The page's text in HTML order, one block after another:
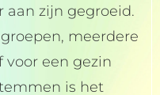
aan zijn gegroeid.
meerdere
voor een gezin
is het